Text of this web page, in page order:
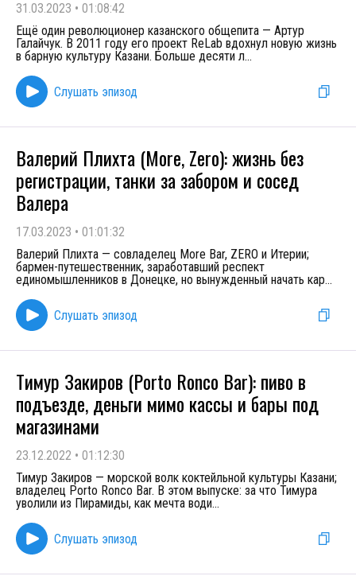
31.03.2023 • 01:08:42
Ещё один революционер казанского общепита — Артур
Галайчук. В 2011 году его проект ReLab вдохнул новую жизнь
в барную культуру Казани. Больше десяти л...
Слушать эпизод
Валерий Плихта (More, Zero): жизнь без
регистрации, танки за забором и сосед
Валера
17.03.2023 • 01:01:32
Валерий Плихта — совладелец More Bar, ZERO и Итерии;
бармен-путешественник, заработавший респект
единомышленников в Донецке, но вынужденный начать кар...
Слушать эпизод
Тимур Закиров (Porto Ronco Bar): пиво в
подъезде, деньги мимо кассы и бары под
магазинами
23.12.2022 • 01:12:30
Тимур Закиров — морской волк коктейльной культуры Казани;
владелец Porto Ronco Bar. В этом выпуске: за что Тимура
уволили из Пирамиды, как мечта води...
Слушать эпизод